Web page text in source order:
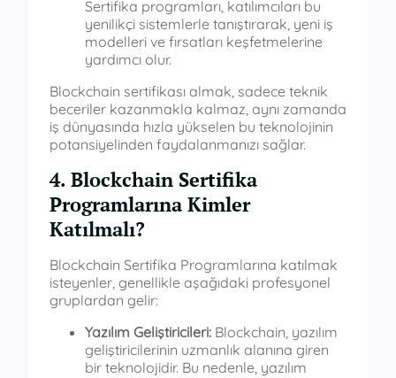
Sertifika programları, katılımcıları bu
yenilikçi sistemlerle tanıştırarak, yeni iş
modelleri ve fırsatları keşfetmelerine
yardımcı olur.
Blockchain sertifikası almak, sadece teknik
beceriler kazanmakla kalmaz, aynı zamanda
iş dünyasında hızla yükselen bu teknolojinin
potansiyelinden faydalanmanızı sağlar.
4. Blockchain Sertifika
Programlarına Kimler
Katılmalı?
Blockchain Sertifika Programlarına katılmak
isteyenler, genellikle aşağıdaki profesyonel
gruplardan gelir:
Yazılım Geliştiricileri: Blockchain, yazılım
geliştiricilerinin uzmanlık alanına giren
bir teknolojidir. Bu nedenle, yazılım